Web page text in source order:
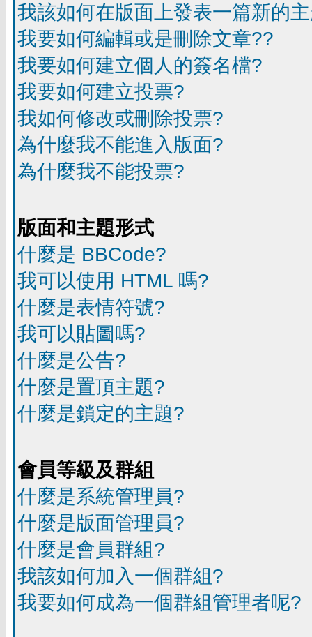
我該如何在版面上發表一篇新的
我要如何編輯或是刪除文章??
我要如何建立個人的簽名檔?
我要如何建立投票?
我如何修改或刪除投票?
為什麼我不能進入版面?
為什麼我不能投票?
版面和主題形式
什麼是 BBCode?
我可以使用 HTML 嗎?
什麼是表情符號?
我可以貼圖嗎?
什麼是公告?
什麼是置頂主題?
什麼是鎖定的主題?
會員等級及群組
什麼是系統管理員?
什麼是版面管理員?
什麼是會員群組?
我該如何加入一個群組?
我要如何成為一個群組管理者呢?